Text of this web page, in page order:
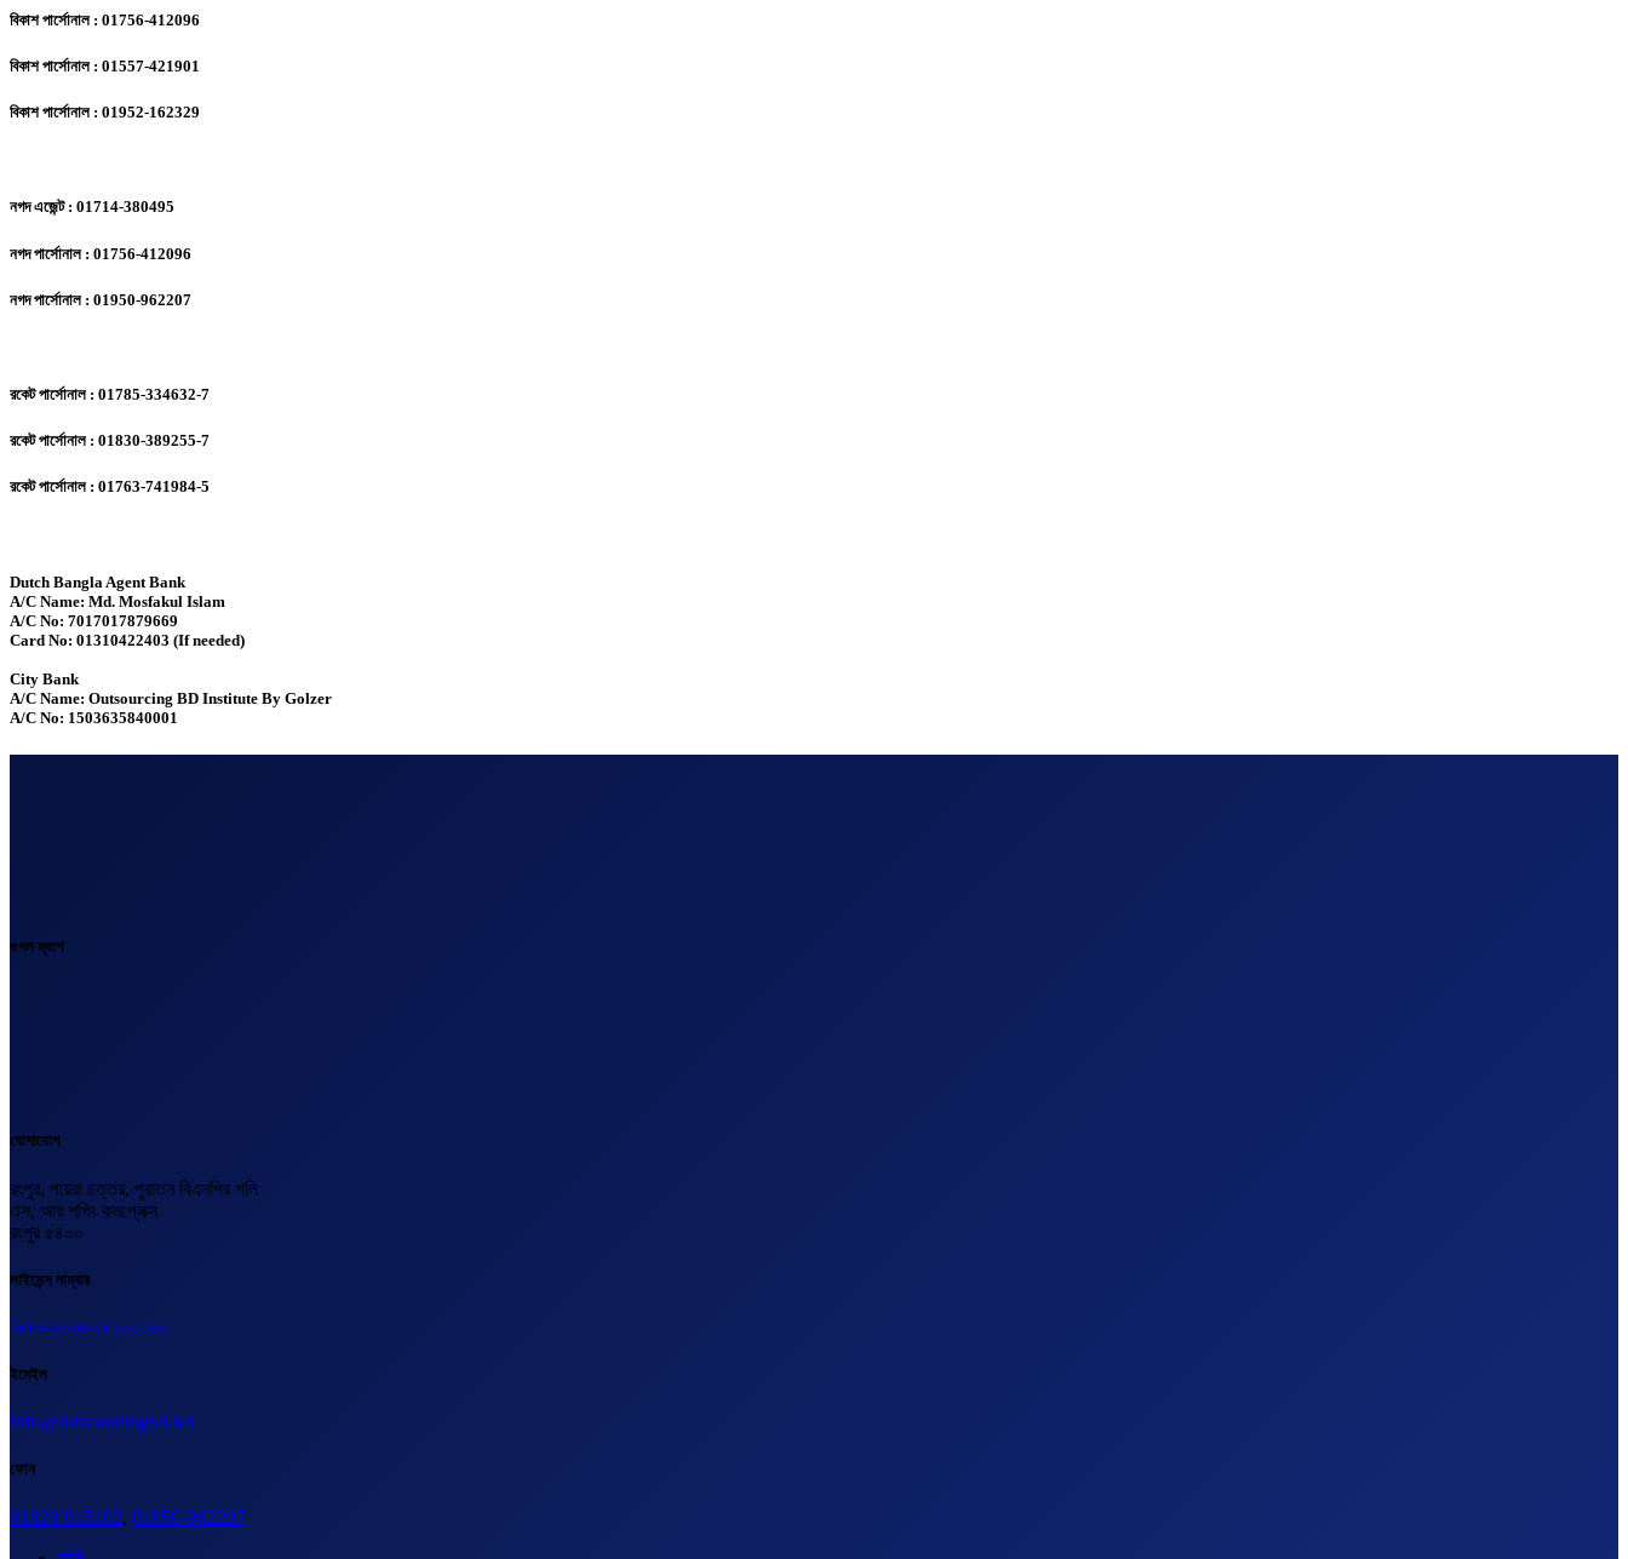
বিকাশ পার্সোনাল : 01756-412096
বিকাশ পার্সোনাল : 01557-421901
বিকাশ পার্সোনাল : 01952-162329
নগদ এজেন্ট : 01714-380495
নগদ পার্সোনাল : 01756-412096
নগদ পার্সোনাল : 01950-962207
রকেট পার্সোনাল : 01785-334632-7
রকেট পার্সোনাল : 01830-389255-7
রকেট পার্সোনাল : 01763-741984-5
Dutch Bangla Agent Bank
A/C Name: Md. Mosfakul Islam
A/C No: 7017017879669
Card No: 01310422403 (If needed)
City Bank
A/C Name: Outsourcing BD Institute By Golzer
A/C No: 1503635840001
গুগল ম্যাপ
যোগাযোগ
রংপুর, পায়রা চত্তর, পুরাতন বিএনপির গলি
এস, আর শপিং কমপ্লেক্স
রংপুর ৫৪০০
লাইসেন্স নাম্বার
বিএল-২০২৩-২৪০০০১৬২
ইমেইল
info@outsourcingbd.net
ফোন
01828-015102, 01950-962207